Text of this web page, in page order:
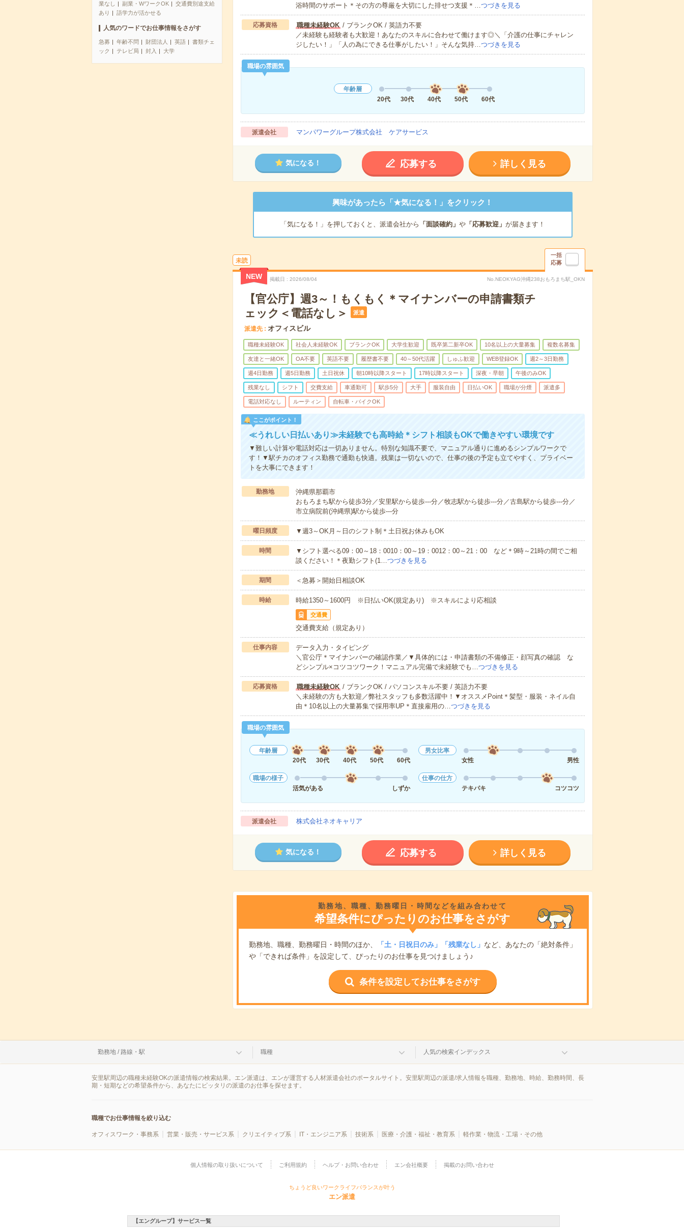
業なし
副業・WワークOK
交通費別途支給
あり
語学力が活かせる
人気のワードでお仕事情報をさがす
急募 年齢不問 財団法人 英語
書類チェ
ック
テレビ局 封入 大学
浴時間のサポート＊その方の尊厳を大切にした排せつ支援＊…つづきを見る
応募資格 職種未経験OK/ ブランクOK / 英語力不要
／未経験も経験者も大歓迎！あなたのスキルに合わせて働けます◎＼「介護の仕事にチャレン
ジしたい！」「人の為にできる仕事がしたい！」そんな気持…つづきを見る
職場の雰囲気
年齢層
20代
30代 40代 50代 60代
派遣会社 マンパワーグループ株式会社 ケアサービス
気になる！ 応募する 詳しく見る
興味があったら「★気になる！」をクリック！
「気になる！」を押しておくと、派遣会社から 「面談確約」 や「応募歓迎」 が届きます！
未読
一括
応募
NEW 掲載日 2026/08/04 No.NEOKYAG沖縄238おもろまち駅_OKN
【官公庁】週3～！もくもく＊マイナンバーの申請書類チ
ェック＜電話なし＞
派遣
派遣先 オフィスビル
職種未経験OK 社会人未経験OK ブランクOK 大学生歓迎 既卒第二新卒OK 10名以上の大量募集 複数名募集
友達と一緒OK OA不要 英語不要 履歴書不要 40～50代活躍 しゅふ歓迎 WEB登録OK 週2～3日勤務
週4日勤務 週5日勤務 土日祝休 朝10時以降スタート 17時以降スタート 深夜・早朝 午後のみOK
残業なし シフト 交費支給 車通勤可 駅歩5分 大手 服装自由 日払いOK 職場が分煙 派遣多
電話対応なし ルーティン 自転車・バイクOK
ここがポイント！
≪うれしい日払いあり≫未経験でも高時給＊シフト相談もOKで働きやすい環境です
▼難しい計算や電話対応は一切ありません。特別な知識不要で、マニュアル通りに進めるシンプルワークで
す！▼駅チカのオフィス勤務で通勤も快適。残業は一切ないので、仕事の後の予定も立てやすく、プライベー
トを大事にできます！
勤務地
沖縄県那覇市
おもろまち駅から徒歩3分／安里駅から徒歩---分／牧志駅から徒歩---分／古島駅から徒歩---分／
市立病院前(沖縄県)駅から徒歩---分
曜日頻度 ▼週3～OK月～日のシフト制＊土日祝お休みもOK
時間
▼シフト選べる09：00～18：0010：00～19：0012：00～21：00 など＊9時～21時の間でご相
談ください！＊夜勤シフト(1… つづきを見る
期間 ＜急募＞開始日相談OK
時給 時給1350～1600円 ※日払いOK(規定あり) ※スキルにより応相談
交通費
交通費支給（規定あり）
仕事内容
データ入力・タイピング
＼官公庁＊マイナンバーの確認作業／▼具体的には・申請書類の不備修正・顔写真の確認 な
どシンプル×コツコツワーク！マニュアル完備で未経験でも… つづきを見る
応募資格 職種未経験OK / ブランクOK / パソコンスキル不要 / 英語力不要
＼未経験の方も大歓迎／弊社スタッフも多数活躍中！▼オススメPoint＊髪型・服装・ネイル自
由＊10名以上の大量募集で採用率UP＊直接雇用の… つづきを見る
職場の雰囲気
年齢層
20代
30代 40代 50代 60代
男女比率
女性
男性
職場の様子
活気がある
しずか
仕事の仕方
テキパキ
コツコツ
派遣会社 株式会社ネオキャリア
気になる！ 応募する 詳しく見る
勤務地、職種、勤務曜日・時間などを組み合わせて
希望条件にぴったりのお仕事をさがす
勤務地、職種、勤務曜日・時間のほか、 「土・日祝日のみ」「残業なし」 など、あなたの「絶対条件」
や「できれば条件」を設定して、ぴったりのお仕事を見つけましょう♪
条件を設定してお仕事をさがす
勤務地 / 路線・駅 職種 人気の検索インデックス
安里駅周辺の職種未経験OKの派遣情報の検索結果。エン派遣は、エンが運営する人材派遣会社のポータルサイト。安里駅周辺の派遣/求人情報を職種、勤務地、時給、勤務時間、長
期・短期などの希望条件から、あなたにピッタリの派遣のお仕事を探せます。
職種でお仕事情報を絞り込む
オフィスワーク・事務系 営業・販売・サービス系 クリエイティブ系 IT・エンジニア系 技術系 医療・介護・福祉・教育系 軽作業・物流・工場・その他
個人情報の取り扱いについて ご利用規約 ヘルプ・お問い合わせ エン会社概要 掲載のお問い合わせ
ちょうど良いワークライフバランスが叶う
エン派遣
【エングループ】サービス一覧